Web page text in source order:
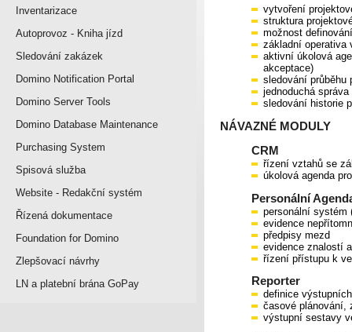
Inventarizace
Autoprovoz - Kniha jízd
Sledování zakázek
Domino Notification Portal
Domino Server Tools
Domino Database Maintenance
Purchasing System
Spisová služba
Website - Redakční systém
Řízená dokumentace
Foundation for Domino
Zlepšovací návrhy
LN a platební brána GoPay
vytvoření
struktura
možnost
základní operativa
aktivní úkolová
akceptace)
sledování průběhu
jednoduchá správa
sledování historie
NÁVAZNÉ MODULY
CRM
řízení vztahů se
úkolová agenda
Personální
personální systém
evidence
předpisy mezd
evidence znalostí
řízení přístupu k
Reporter
definice
časové plánování,
výstupní sestavy